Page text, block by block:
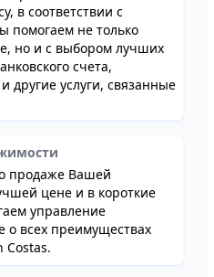
в соответствии с
помогаем не только
но и с выбором лучших
счета,
другие услуги, связанные
продаже Вашей
цене и в короткие
управление
о всех преимуществах
Costas.